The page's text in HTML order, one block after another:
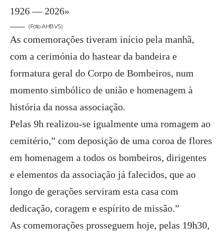
1926 — 2026»
(Foto AHBVS)
As comemorações tiveram início pela manhã,
com a cerimónia do hastear da bandeira e
formatura geral do Corpo de Bombeiros, num
momento simbólico de união e homenagem à
história da nossa associação.
Pelas 9h realizou-se igualmente uma romagem ao
cemitério,” com deposição de uma coroa de flores
em homenagem a todos os bombeiros, dirigentes
e elementos da associação já falecidos, que ao
longo de gerações serviram esta casa com
dedicação, coragem e espírito de missão.”
As comemorações prosseguem hoje, pelas 19h30,